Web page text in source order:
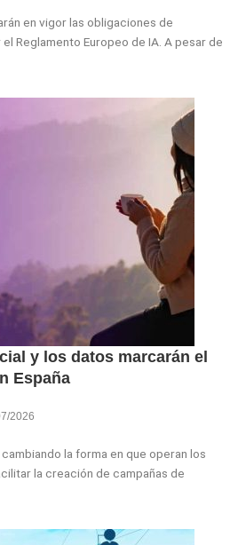
en vigor las obligaciones de
Reglamento Europeo de IA. A pesar de
y los datos marcarán el
España
2026
la forma en que operan los
la creación de campañas de